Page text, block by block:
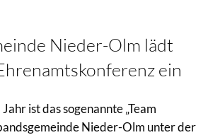
Nieder-Olm lädt
ein
ist das sogenannte „Team
Nieder-Olm unter der